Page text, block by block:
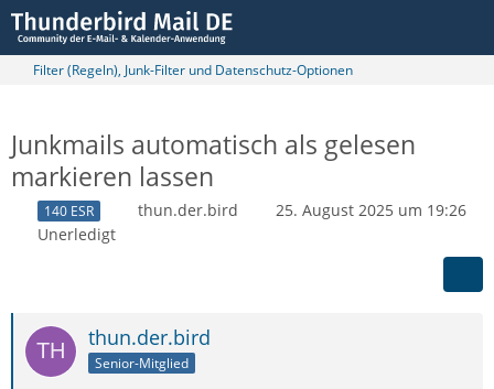
Filter (Regeln), Junk-Filter und Datenschutz-Optionen
Junkmails automatisch als gelesen
markieren lassen
140 ESR thun.der.bird
25. August 2025 um 19:26
Unerledigt
thun.der.bird
Senior-Mitglied